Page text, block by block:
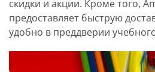
скидки и акции. Кроме того,
предоставляет быструю
удобно в преддверии